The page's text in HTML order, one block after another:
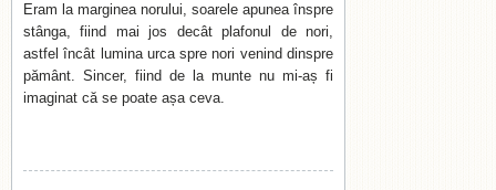
Eram la marginea norului, soarele apunea înspre
stânga, fiind mai jos decât plafonul de nori,
astfel încât lumina urca spre nori venind dinspre
pământ. Sincer, fiind de la munte nu mi-aș fi
imaginat că se poate așa ceva.